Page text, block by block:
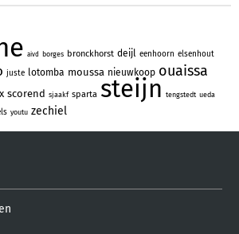
aivd borges bronckhorst deijl eenhoorn elsenhout
juste lotomba moussa nieuwkoop ouaissa
scorend sjaakf sparta steijn tengstedt ueda
youtu zechiel